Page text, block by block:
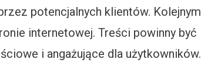
potencjalnych klientów. Kolejnym
internetowej. Treści powinny być
i angażujące dla użytkowników.